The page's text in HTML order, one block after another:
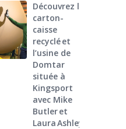
Découvrez le
carton-
caisse
recyclé et
l’usine de
Domtar
située à
Kingsport
avec Mike
Butler et
Laura Ashley